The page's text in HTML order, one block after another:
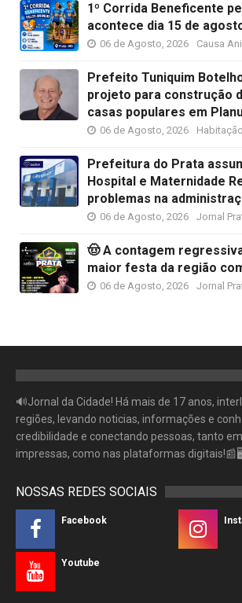
1º Corrida Beneficente
acontece dia 15 de
06 de Agosto, 2026 Causa
Prefeito Tuniquim
projeto para construção
casas populares em
06 de Agosto, 2026 Habitação
Prefeitura do Prata
Hospital e Maternidade
problemas na
06 de Agosto, 2026 Jornal
🤠 A contagem
maior festa da região
06 de Agosto, 2026 Jornal
🔊Jornal da Cidade! Há mais de 17 anos,
regiões, levando noticias, informações e
credibilidade e conectando pessoas, tanto
impressas, como nas plataformas digitais!📰🖥
NOSSAS REDES SOCIAIS
Facebook
Youtube